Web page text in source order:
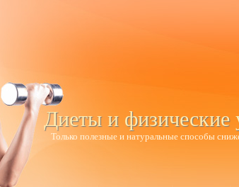
Диеты и физические
Только полезные и натуральные способы